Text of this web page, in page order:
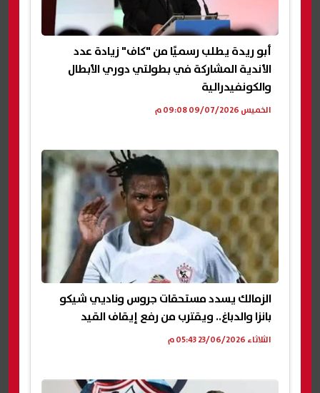
أبو ريدة يطلب رسميًا من "كاف" زيادة عدد
الأندية المشاركة في بطولتي دوري الأبطال
والكونفيدرالية
الخميس 09/07/2026 09:08 م
الزمالك يسدد مستحقات جروس وناديي شيكو
بانزا والدباغ.. ويقترب من رفع إيقاف القيد
الثلاثاء 23/06/2026 05:43 م